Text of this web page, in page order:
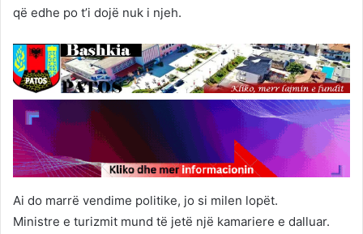
që edhe po t’i dojë nuk i njeh.
Ai do marrë vendime politike, jo si milen lopët.
Ministre e turizmit mund të jetë një kamariere e dalluar.